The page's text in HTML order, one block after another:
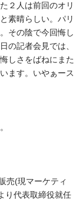
２人は前回のオリ
素晴らしい。パリ
その陰で今回悔し
の記者会見では、
しさをばねにまた
ます。いやぁース
売(現マーケティ
り代表取締役就任